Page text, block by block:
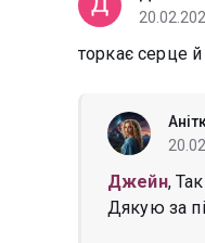
торкає серце
Джейн,
Дякую за